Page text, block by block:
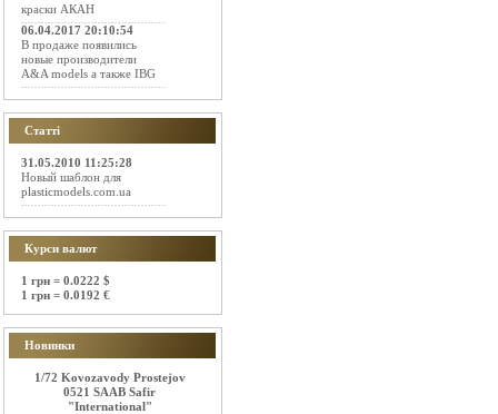
краски АКАН
06.04.2017 20:10:54
В продаже появились
новые производители
A&A models а также IBG
Статті
31.05.2010 11:25:28
Новый шаблон для
plasticmodels.com.ua
Курси валют
1 грн = 0.0222 $
1 грн = 0.0192 €
Новинки
1/72 Kovozavody Prostejov
0521 SAAB Safir
"International"